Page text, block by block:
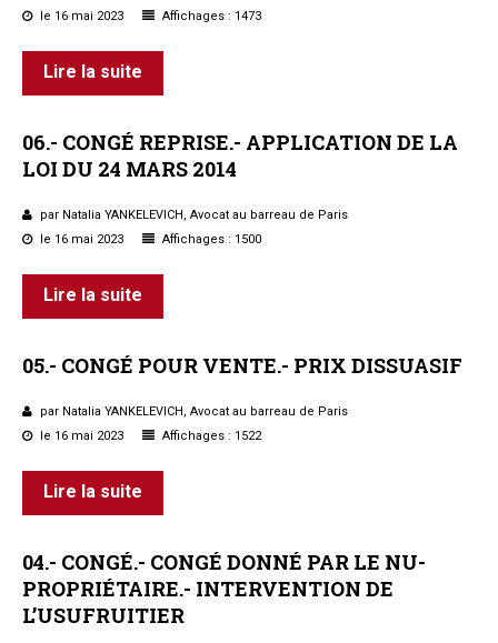
le 16 mai 2023
Affichages : 1473
Lire la suite
06.- CONGÉ REPRISE.- APPLICATION DE LA
LOI DU 24 MARS 2014
par Natalia YANKELEVICH, Avocat au barreau de Paris
le 16 mai 2023
Affichages : 1500
Lire la suite
05.- CONGÉ POUR VENTE.- PRIX DISSUASIF
par Natalia YANKELEVICH, Avocat au barreau de Paris
le 16 mai 2023
Affichages : 1522
Lire la suite
04.- CONGÉ.- CONGÉ DONNÉ PAR LE NU-
PROPRIÉTAIRE.- INTERVENTION DE
L’USUFRUITIER